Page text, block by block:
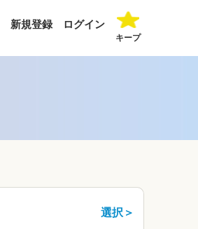
新規登録 ログイン
キープ
選択＞